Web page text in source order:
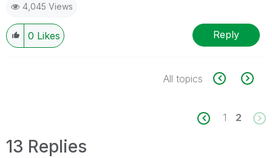
4,045 Views
0 Likes Reply
All topics
1 2
13 Replies